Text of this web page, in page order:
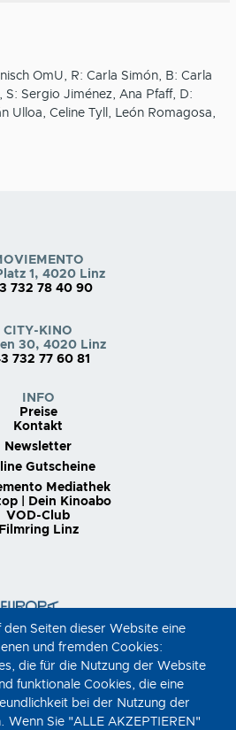
OmU, R: Carla Simón, B: Carla
Sergio Jiménez, Ana Pfaff, D:
Ulloa, Celine Tyll, León Romagosa,
1, 4020 Linz
732 78 40 90
CITY-KINO
30, 4020 Linz
732 77 60 81
INFO
Preise
Kontakt
Newsletter
Gutscheine
Mediathek
| Dein Kinoabo
VOD-Club
Filmring Linz
Seiten dieser Website eine
und fremden Cookies:
die für die Nutzung der Website
funktionale Cookies, die eine
bei der Nutzung der
Wenn Sie "ALLE AKZEPTIEREN"